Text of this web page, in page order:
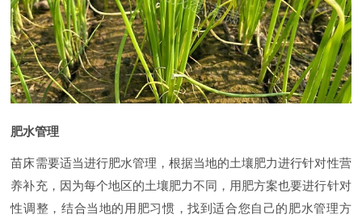
肥水管理
苗床需要适当进行肥水管理，根据当地的土壤肥力进行针对性营
养补充，因为每个地区的土壤肥力不同，用肥方案也要进行针对
性调整，结合当地的用肥习惯，找到适合您自己的肥水管理方